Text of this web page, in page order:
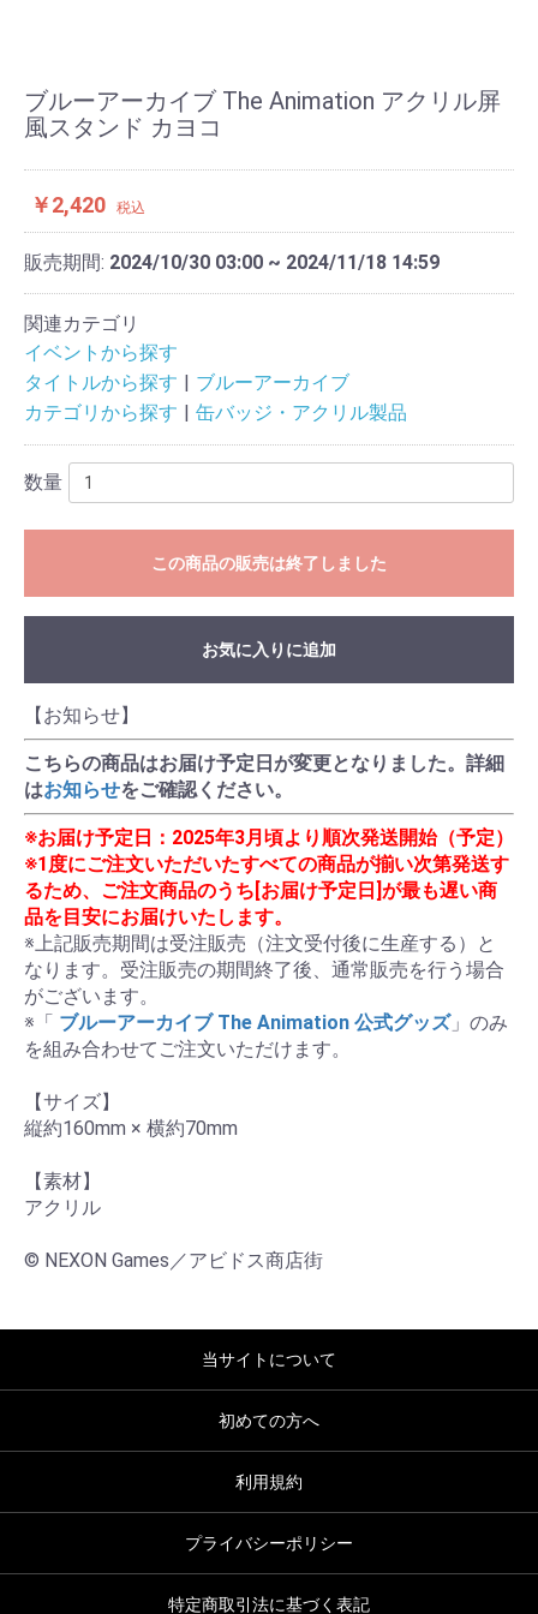
ブルーアーカイブ The Animation アクリル屏
風スタンド カヨコ
￥2,420 税込
販売期間: 2024/10/30 03:00 ~ 2024/11/18 14:59
関連カテゴリ
イベントから探す
タイトルから探す
ブルーアーカイブ
カテゴリから探す
缶バッジ・アクリル製品
数量
この商品の販売は終了しました
お気に入りに追加
【お知らせ】
こちらの商品はお届け予定日が変更となりました。詳細
はお知らせをご確認ください。
※お届け予定日：2025年3月頃より順次発送開始（予定）
※1度にご注文いただいたすべての商品が揃い次第発送す
るため、ご注文商品のうち[お届け予定日]が最も遅い商
品を目安にお届けいたします。
※上記販売期間は受注販売（注文受付後に生産する）と
なります。受注販売の期間終了後、通常販売を行う場合
がございます。
※「 ブルーアーカイブ The Animation 公式グッズ」のみ
を組み合わせてご注文いただけます。
【サイズ】
縦約160mm × 横約70mm
【素材】
アクリル
© NEXON Games／アビドス商店街
当サイトについて
初めての方へ
利用規約
プライバシーポリシー
特定商取引法に基づく表記